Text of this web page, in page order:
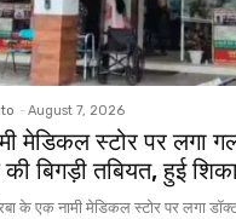
- August 7, 2026
मेडिकल स्टोर पर लगा
बिगड़ी तबियत, हुई
के एक नामी मेडिकल स्टोर पर लगा